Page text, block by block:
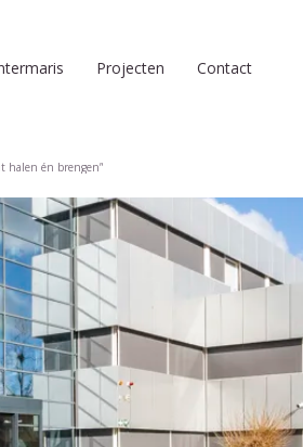
Projecten Contact
halen én brengen”